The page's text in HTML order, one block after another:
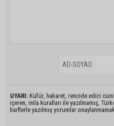
UYARI: Küfür, hakaret, rencide edici
içeren, imla kuralları ile yazılmamış,
harflerle yazılmış yorumlar